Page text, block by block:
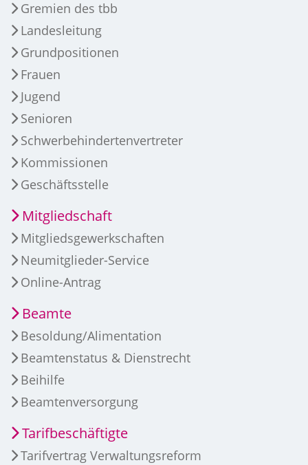
Gremien des tbb
Landesleitung
Grundpositionen
Frauen
Jugend
Senioren
Schwerbehindertenvertreter
Kommissionen
Geschäftsstelle
Mitgliedschaft
Mitgliedsgewerkschaften
Neumitglieder-Service
Online-Antrag
Beamte
Besoldung/Alimentation
Beamtenstatus & Dienstrecht
Beihilfe
Beamtenversorgung
Tarifbeschäftigte
Tarifvertrag Verwaltungsreform